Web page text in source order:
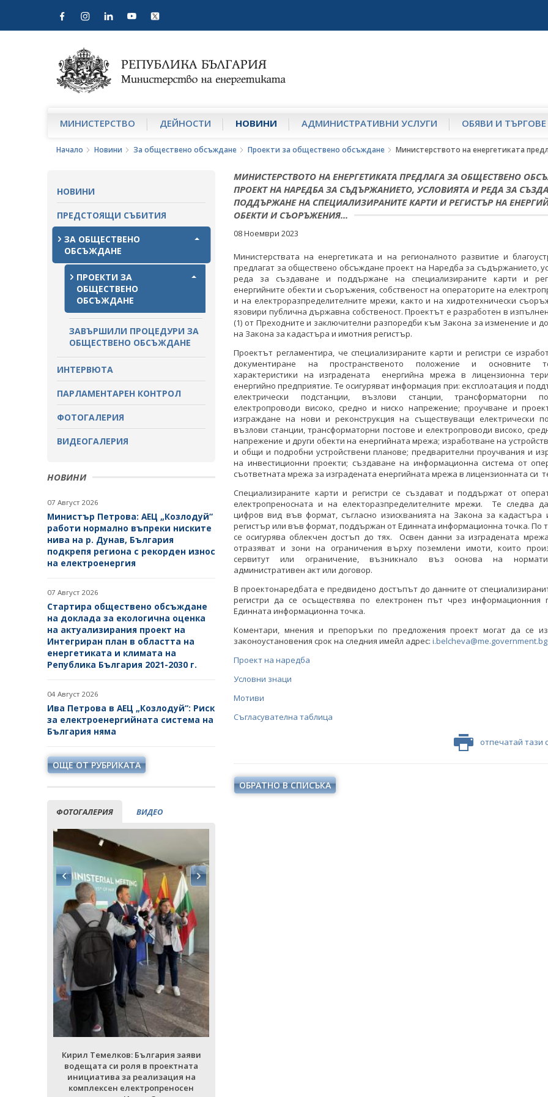
МИНИСТЕРСТВО ДЕЙНОСТИ НОВИНИ АДМИНИСТРАТИВНИ УСЛУГИ ОБЯВИ И ТЪРГОВЕ
Начало Новини За обществено обсъждане Проекти за обществено обсъждане Министерството на енергетиката
НОВИНИ
ПРЕДСТОЯЩИ СЪБИТИЯ
ЗА ОБЩЕСТВЕНО
ОБСЪЖДАНЕ
ПРОЕКТИ ЗА
ОБЩЕСТВЕНО
ОБСЪЖДАНЕ
ЗАВЪРШИЛИ ПРОЦЕДУРИ ЗА
ОБЩЕСТВЕНО ОБСЪЖДАНЕ
ИНТЕРВЮТА
ПАРЛАМЕНТАРЕН КОНТРОЛ
ФОТОГАЛЕРИЯ
ВИДЕОГАЛЕРИЯ
НОВИНИ
07 Август 2026
Министър Петрова: АЕЦ „Козлодуй“
работи нормално въпреки ниските
нива на р. Дунав, България
подкрепя региона с рекорден износ
на електроенергия
07 Август 2026
Стартира обществено обсъждане
на доклада за екологична оценка
на актуализирания проект на
Интегриран план в областта на
енергетиката и климата на
Република България 2021-2030 г.
04 Август 2026
Ива Петрова в АЕЦ „Козлодуй“: Риск
за електроенергийната система на
България няма
ОЩЕ ОТ РУБРИКАТА
ФОТОГАЛЕРИЯ ВИДЕО
Кирил Темелков: България заяви
водещата си роля в проектната
инициатива за реализация на
комплексен електропреносен
МИНИСТЕРСТВОТО НА ЕНЕРГЕТИКАТА ПРЕДЛАГА ЗА ОБЩЕСТВЕНО
ПРОЕКТ НА НАРЕДБА ЗА СЪДЪРЖАНИЕТО, УСЛОВИЯТА И РЕДА ЗА
ПОДДЪРЖАНЕ НА СПЕЦИАЛИЗИРАНИТЕ КАРТИ И РЕГИСТЪР НА
ОБЕКТИ И СЪОРЪЖЕНИЯ...
08 Ноември 2023
Министерствата на енергетиката и на регионалното развитие и
предлагат за обществено обсъждане проект на Наредба за съдържанието,
реда за създаване и поддържане на специализираните карти и
енергийните обекти и съоръжения, собственост на операторите на
и на електроразпределителните мрежи, както и на хидротехнически
язовири публична държавна собственост. Проектът е разработен в
(1) от Преходните и заключителни разпоредби към Закона за изменение и
на Закона за кадастъра и имотния регистър.
Проектът регламентира, че специализираните карти и регистри се
документиране на пространственото положение и основните
характеристики на изградената енергийна мрежа в лицензионна
енергийно предприятие. Те осигуряват информация при: експлоатация и
електрически подстанции, възлови станции, трансформаторни
електропроводи високо, средно и ниско напрежение; проучване и
изграждане на нови и реконструкция на съществуващи електрически
възлови станции, трансформаторни постове и електропроводи високо,
напрежение и други обекти на енергийната мрежа; изработване на
и общи и подробни устройствени планове; предварителни проучвания и
на инвестиционни проекти; създаване на информационна система от
съответната мрежа за изградената енергийната мрежа в лицензионната си
Специализираните карти и регистри се създават и поддържат от
електропреносната и на електоразпределителните мрежи. Те следва
цифров вид във формат, съгласно изискванията на Закона за кадастъра
регистър или във формат, поддържан от Единната информационна точка. По
се осигурява облекчен достъп до тях. Освен данни за изградената
отразяват и зони на ограничения върху поземлени имоти, които
сервитут или ограничение, възникнало въз основа на
административен акт или договор.
В проектонаредбата е предвидено достъпът до данните от
регистри да се осъществява по електронен път чрез информационния
Единната информационна точка.
Коментари, мнения и препоръки по предложения проект могат да се
законоустановения срок на следния имейл адрес: i.belcheva@me.government.bg
Проект на наредба
Условни знаци
Мотиви
Съгласувателна таблица
отпечатай тази
ОБРАТНО В СПИСЪКА